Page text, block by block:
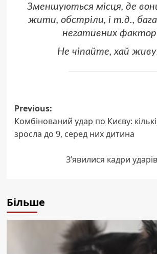
Зменшуються місця, де
жити, обстріли, і т.д.,
негативних
Не чіпайте, хай
Post
navigation
Previous:
Комбінований удар по Києву:
зросла до 9, серед них дитина
З’явилися кадри
Більше